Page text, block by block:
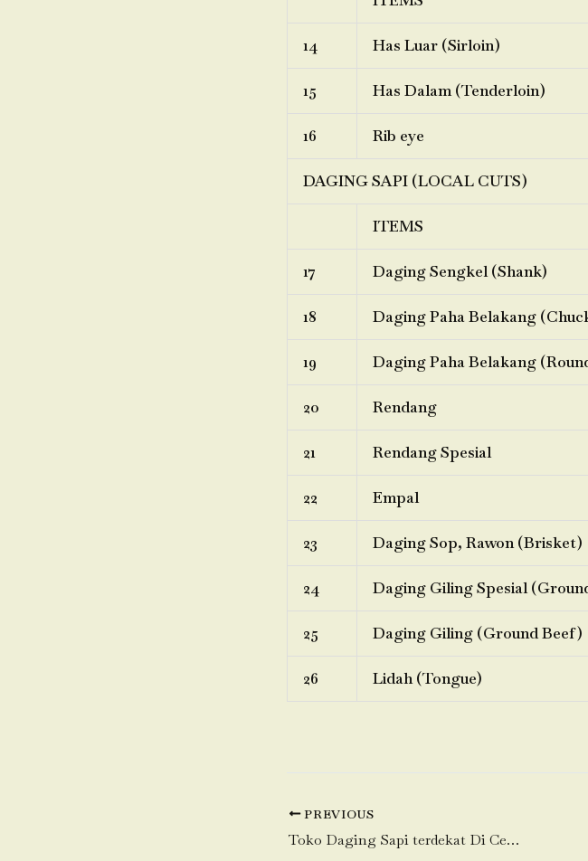
14 Has Luar (Sirloin)
15 Has Dalam (Tenderloin)
16 Rib eye
DAGING SAPI (LOCAL CUTS)
ITEMS
17 Daging Sengkel (Shank)
18 Daging Paha Belakang
19 Daging Paha Belakang
20 Rendang
21 Rendang Spesial
22 Empal
23 Daging Sop, Rawon (Brisket)
24 Daging Giling Spesial
25 Daging Giling (Ground Beef)
26 Lidah (Tongue)
PREVIOUS
Toko Daging Sapi terdekat Di Cempaka Baru-Kemayoran-Jakarta Pusat